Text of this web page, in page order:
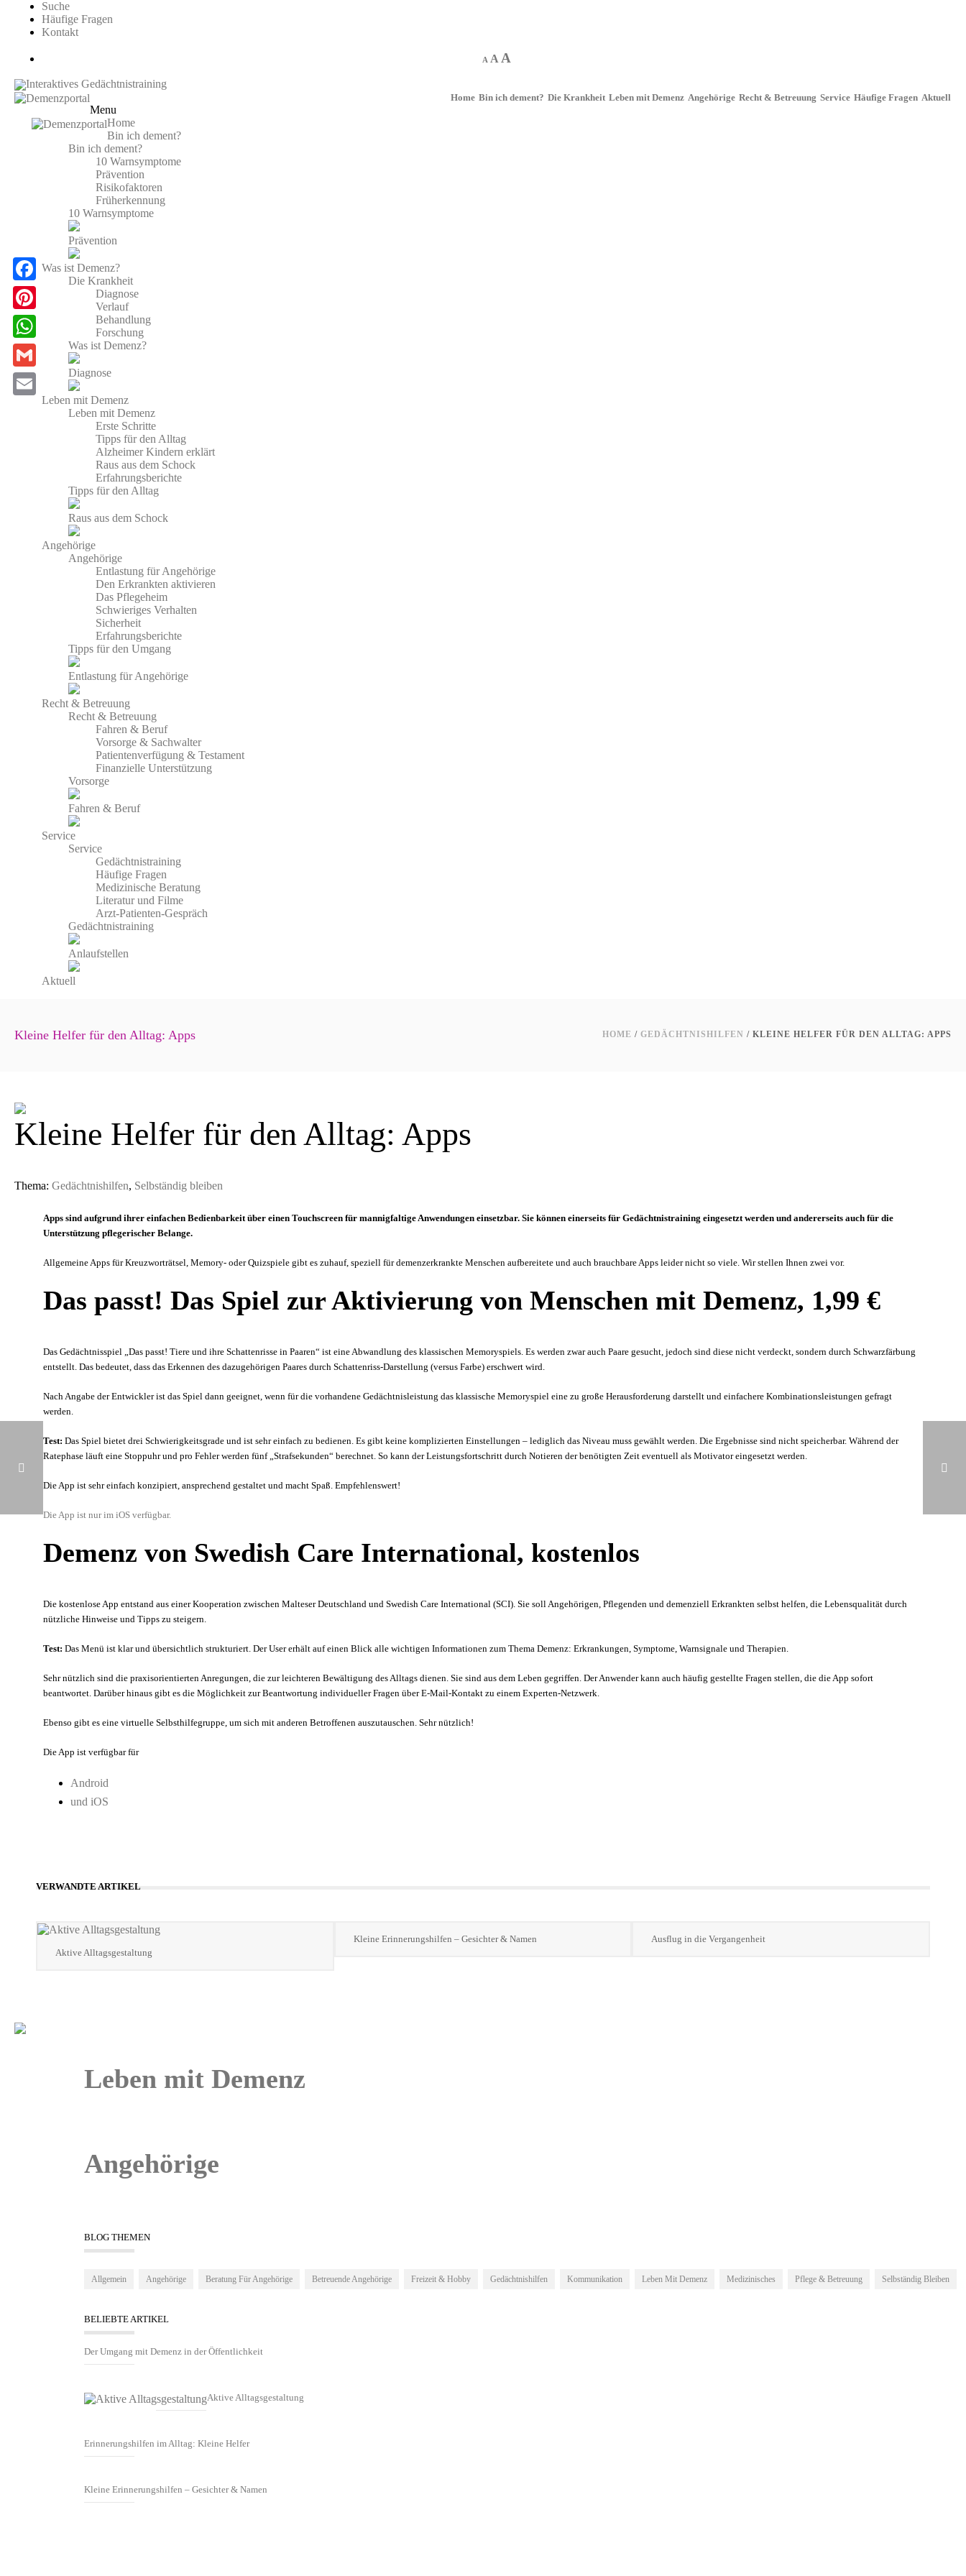
Suche
Häufige Fragen
Kontakt
A A A
Interaktives Gedächtnistraining
Home Bin ich dement? Die Krankheit Leben mit Demenz Angehörige Recht & Betreuung Service Häufige Fragen Aktuell
Menu
Home
Bin ich dement?
Bin ich dement?
10 Warnsymptome
Prävention
Risikofaktoren
Früherkennung
10 Warnsymptome
Prävention
Was ist Demenz?
Die Krankheit
Diagnose
Verlauf
Behandlung
Forschung
Was ist Demenz?
Diagnose
Leben mit Demenz
Leben mit Demenz
Erste Schritte
Tipps für den Alltag
Alzheimer Kindern erklärt
Raus aus dem Schock
Erfahrungsberichte
Tipps für den Alltag
Raus aus dem Schock
Angehörige
Angehörige
Entlastung für Angehörige
Den Erkrankten aktivieren
Das Pflegeheim
Schwieriges Verhalten
Sicherheit
Erfahrungsberichte
Tipps für den Umgang
Entlastung für Angehörige
Recht & Betreuung
Recht & Betreuung
Fahren & Beruf
Vorsorge & Sachwalter
Patientenverfügung & Testament
Finanzielle Unterstützung
Vorsorge
Fahren & Beruf
Service
Service
Gedächtnistraining
Häufige Fragen
Medizinische Beratung
Literatur und Filme
Arzt-Patienten-Gespräch
Gedächtnistraining
Anlaufstellen
Aktuell
Kleine Helfer für den Alltag: Apps HOME / GEDÄCHTNISHILFEN / KLEINE HELFER FÜR DEN ALLTAG: APPS
Kleine Helfer für den Alltag: Apps
Thema: Gedächtnishilfen, Selbständig bleiben
Apps sind aufgrund ihrer einfachen Bedienbarkeit über einen Touchscreen für mannigfaltige Anwendungen einsetzbar. Sie können einerseits für Gedächtnistraining eingesetzt werden und andererseits auch für die
Unterstützung pflegerischer Belange.
Allgemeine Apps für Kreuzworträtsel, Memory- oder Quizspiele gibt es zuhauf, speziell für demenzerkrankte Menschen aufbereitete und auch brauchbare Apps leider nicht so viele. Wir stellen Ihnen zwei vor.
Das passt! Das Spiel zur Aktivierung von Menschen mit Demenz, 1,99 €
Das Gedächtnisspiel „Das passt! Tiere und ihre Schattenrisse in Paaren“ ist eine Abwandlung des klassischen Memoryspiels. Es werden zwar auch Paare gesucht, jedoch sind diese nicht verdeckt, sondern durch Schwarzfärbung
entstellt. Das bedeutet, dass das Erkennen des dazugehörigen Paares durch Schattenriss-Darstellung (versus Farbe) erschwert wird.
Nach Angabe der Entwickler ist das Spiel dann geeignet, wenn für die vorhandene Gedächtnisleistung das klassische Memoryspiel eine zu große Herausforderung darstellt und einfachere Kombinationsleistungen gefragt
werden.
Test: Das Spiel bietet drei Schwierigkeitsgrade und ist sehr einfach zu bedienen. Es gibt keine komplizierten Einstellungen – lediglich das Niveau muss gewählt werden. Die Ergebnisse sind nicht speicherbar. Während der
Ratephase läuft eine Stoppuhr und pro Fehler werden fünf „Strafsekunden“ berechnet. So kann der Leistungsfortschritt durch Notieren der benötigten Zeit eventuell als Motivator eingesetzt werden.
Die App ist sehr einfach konzipiert, ansprechend gestaltet und macht Spaß. Empfehlenswert!
Die App ist nur im iOS verfügbar.
Demenz von Swedish Care International, kostenlos
Die kostenlose App entstand aus einer Kooperation zwischen Malteser Deutschland und Swedish Care International (SCI). Sie soll Angehörigen, Pflegenden und demenziell Erkrankten selbst helfen, die Lebensqualität durch
nützliche Hinweise und Tipps zu steigern.
Test: Das Menü ist klar und übersichtlich strukturiert. Der User erhält auf einen Blick alle wichtigen Informationen zum Thema Demenz: Erkrankungen, Symptome, Warnsignale und Therapien.
Sehr nützlich sind die praxisorientierten Anregungen, die zur leichteren Bewältigung des Alltags dienen. Sie sind aus dem Leben gegriffen. Der Anwender kann auch häufig gestellte Fragen stellen, die die App sofort
beantwortet. Darüber hinaus gibt es die Möglichkeit zur Beantwortung individueller Fragen über E-Mail-Kontakt zu einem Experten-Netzwerk.
Ebenso gibt es eine virtuelle Selbsthilfegruppe, um sich mit anderen Betroffenen auszutauschen. Sehr nützlich!
Die App ist verfügbar für
Android
und iOS
VERWANDTE ARTIKEL
Aktive Alltagsgestaltung
Kleine Erinnerungshilfen – Gesichter & Namen Ausflug in die Vergangenheit
Leben mit Demenz
Angehörige
BLOG THEMEN
Allgemein Angehörige Beratung Für Angehörige Betreuende Angehörige Freizeit & Hobby Gedächtnishilfen Kommunikation Leben Mit Demenz Medizinisches Pflege & Betreuung Selbständig Bleiben
BELIEBTE ARTIKEL
Der Umgang mit Demenz in der Öffentlichkeit
Aktive Alltagsgestaltung
Erinnerungshilfen im Alltag: Kleine Helfer
Kleine Erinnerungshilfen – Gesichter & Namen
F
a
c
e
b
P
i
n
W
h
a
G